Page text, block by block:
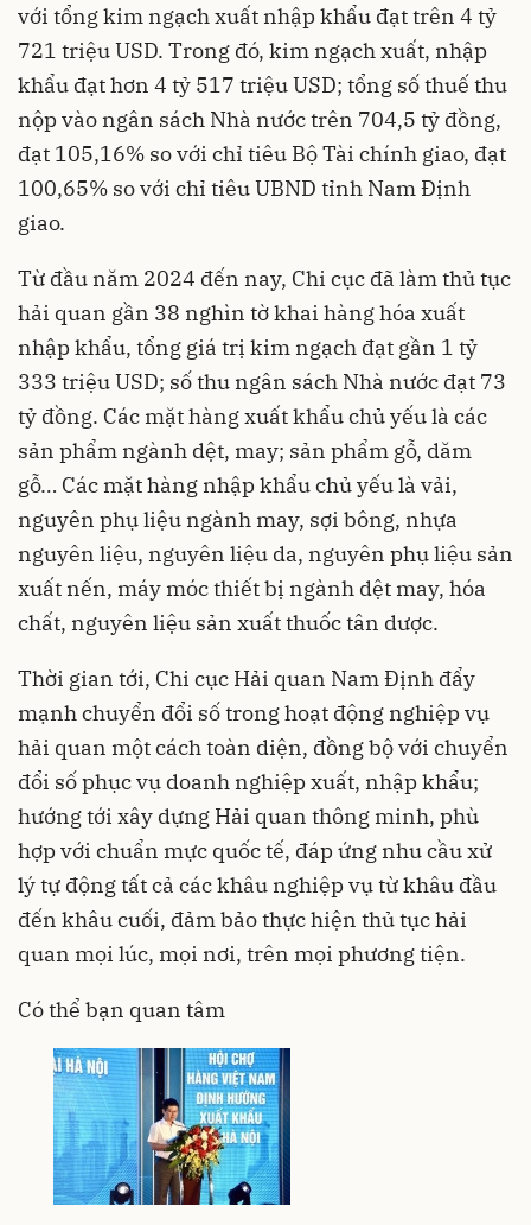
với tổng kim ngạch xuất nhập khẩu đạt trên 4 tỷ
721 triệu USD. Trong đó, kim ngạch xuất, nhập
khẩu đạt hơn 4 tỷ 517 triệu USD; tổng số thuế thu
nộp vào ngân sách Nhà nước trên 704,5 tỷ đồng,
đạt 105,16% so với chỉ tiêu Bộ Tài chính giao, đạt
100,65% so với chỉ tiêu UBND tỉnh Nam Định
giao.
Từ đầu năm 2024 đến nay, Chi cục đã làm thủ tục
hải quan gần 38 nghìn tờ khai hàng hóa xuất
nhập khẩu, tổng giá trị kim ngạch đạt gần 1 tỷ
333 triệu USD; số thu ngân sách Nhà nước đạt 73
tỷ đồng. Các mặt hàng xuất khẩu chủ yếu là các
sản phẩm ngành dệt, may; sản phẩm gỗ, dăm
gỗ… Các mặthàng nhập khẩuchủ yếu là vải,
nguyên phụ liệu ngành may, sợi bông, nhựa
nguyên liệu, nguyên liệu da, nguyên phụ liệu sản
xuất nến, máy móc thiết bị ngành dệt may, hóa
chất, nguyên liệu sản xuất thuốc tân dược.
Thời gian tới, Chi cục Hải quan Nam Định đẩy
mạnh chuyển đổi số trong hoạt động nghiệp vụ
hải quan một cách toàn diện, đồng bộ với chuyển
đổi số phục vụ doanh nghiệp xuất, nhập khẩu;
hướng tới xây dựng Hải quan thông minh, phù
hợp với chuẩn mực quốc tế, đáp ứng nhu cầu xử
lý tự động tất cả các khâu nghiệp vụ từ khâu đầu
đến khâu cuối, đảm bảo thực hiện thủ tục hải
quan mọi lúc, mọi nơi, trên mọi phương tiện.
Có thể bạn quan tâm